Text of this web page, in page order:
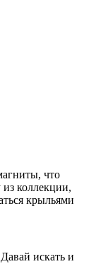
что
из коллекции,
крыльями
искать и